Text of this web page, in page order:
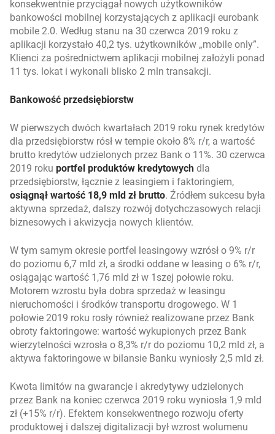
konsekwentnie przyciągał nowych użytkowników
bankowości mobilnej korzystających z aplikacji eurobank
mobile 2.0. Według stanu na 30 czerwca 2019 roku z
aplikacji korzystało 40,2 tys. użytkowników „mobile only”.
Klienci za pośrednictwem aplikacji mobilnej założyli ponad
11 tys. lokat i wykonali blisko 2 mln transakcji.
Bankowość przedsiębiorstw
W pierwszych dwóch kwartałach 2019 roku rynek kredytów
dla przedsiębiorstw rósł w tempie około 8% r/r, a wartość
brutto kredytów udzielonych przez Bank o 11%. 30 czerwca
2019 roku portfel produktów kredytowych dla
przedsiębiorstw, łącznie z leasingiem i faktoringiem,
osiągnął wartość 18,9 mld zł brutto. Źródłem sukcesu była
aktywna sprzedaż, dalszy rozwój dotychczasowych relacji
biznesowych i akwizycja nowych klientów.
W tym samym okresie portfel leasingowy wzrósł o 9% r/r
do poziomu 6,7 mld zł, a środki oddane w leasing o 6% r/r,
osiągając wartość 1,76 mld zł w 1szej połowie roku.
Motorem wzrostu była dobra sprzedaż w leasingu
nieruchomości i środków transportu drogowego. W 1
połowie 2019 roku rosły również realizowane przez Bank
obroty faktoringowe: wartość wykupionych przez Bank
wierzytelności wzrosła o 8,3% r/r do poziomu 10,2 mld zł, a
aktywa faktoringowe w bilansie Banku wyniosły 2,5 mld zł.
Kwota limitów na gwarancje i akredytywy udzielonych
przez Bank na koniec czerwca 2019 roku wyniosła 1,9 mld
zł (+15% r/r). Efektem konsekwentnego rozwoju oferty
produktowej i dalszej digitalizacji był wzrost wolumenu